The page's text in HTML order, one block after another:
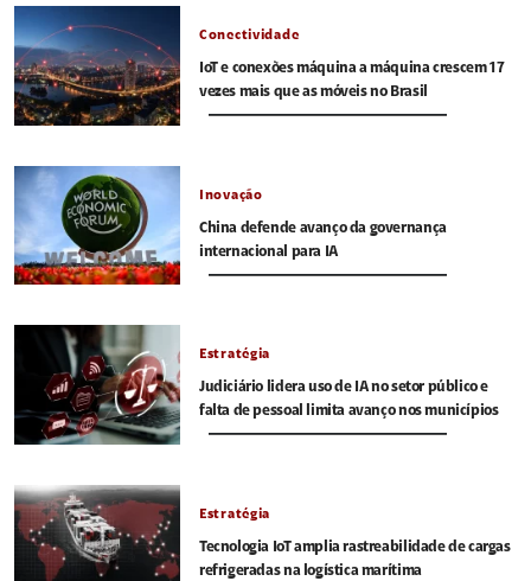
Conectividade
IoT e conexões máquina a máquina crescem 17
vezes mais que as móveis no Brasil
Inovação
China defende avanço da governança
internacional para IA
Estratégia
Judiciário lidera uso de IA no setor público e
falta de pessoal limita avanço nos municípios
Estratégia
Tecnologia IoT amplia rastreabilidade de cargas
refrigeradas na logística marítima